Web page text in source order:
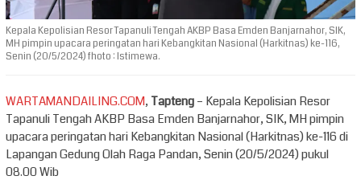
Kepala Kepolisian Resor Tapanuli Tengah AKBP Basa Emden Banjarnahor, SIK,
MH pimpin upacara peringatan hari Kebangkitan Nasional (Harkitnas) ke-116,
Senin (20/5/2024) fhoto : Istimewa.
WARTAMANDAILING.COM, Tapteng– Kepala Kepolisian Resor
Tapanuli Tengah AKBP Basa Emden Banjarnahor, SIK, MH pimpin
upacara peringatan hari Kebangkitan Nasional (Harkitnas) ke-116 di
Lapangan Gedung Olah Raga Pandan, Senin (20/5/2024) pukul
08.00 Wib